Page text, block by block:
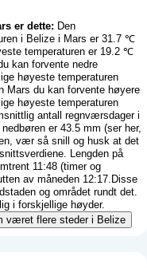
er dette: Den
i Belize i Mars er 31.7 ℃
temperaturen er 19.2 ℃
kan forvente nedre
høyeste temperaturen
du kan forvente høyere
høyeste temperaturen
antall regnværsdager i
er 43.5 mm (ser her,
vær så snill og husk at det
Lengden på
11:48 (timer og
av måneden 12:17.Disse
og området rundt det.
i forskjellige høyder.
været flere steder i Belize